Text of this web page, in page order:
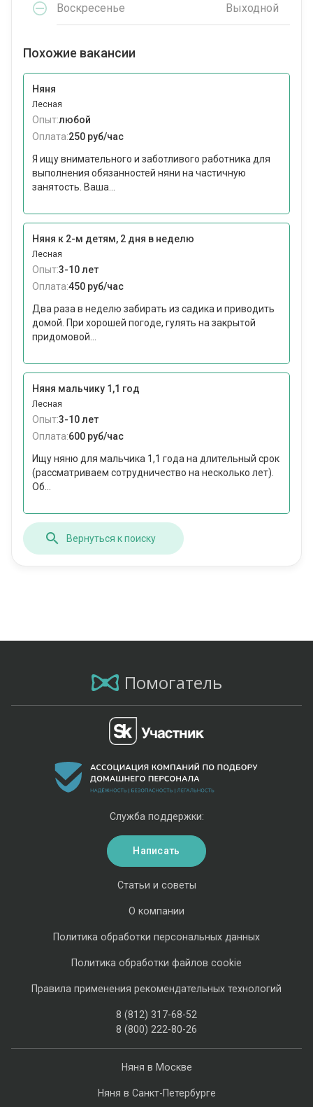
Воскресенье Выходной
Похожие вакансии
Няня
Лесная
Опыт:любой
Оплата:250 руб/час
Я ищу внимательного и заботливого работника для
выполнения обязанностей няни на частичную
занятость. Ваша...
Няня к 2-м детям, 2 дня в неделю
Лесная
Опыт:3-10 лет
Оплата:450 руб/час
Два раза в неделю забирать из садика и приводить
домой. При хорошей погоде, гулять на закрытой
придомовой...
Няня мальчику 1,1 год
Лесная
Опыт:3-10 лет
Оплата:600 руб/час
Ищу няню для мальчика 1,1 года на длительный срок
(рассматриваем сотрудничество на несколько лет).
Об...
Вернуться к поиску
Помогатель
Няня в Москве
Няня в Санкт-Петербурге
Статьи и советы
О компании
Политика обработки персональных данных
Политика обработки файлов cookie
Правила применения рекомендательных технологий
8 (812) 317-68-52
8 (800) 222-80-26
Служба поддержки:
Написать